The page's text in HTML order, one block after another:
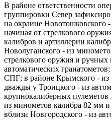
В районе ответственности
группировки Север
на окраине Новотошковского
начиная от стрелкового
калибров и артиллерии
Новолуганского - из
стрелкового оружия и ручных
автоматических
СПГ; в районе Крымского - из
дважды у Троицкого - из
крупнокалиберных
из минометов калибра 82 мм
вблизи Новгородского - из